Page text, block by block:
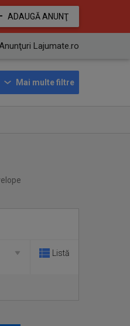
ADAUGĂ ANUNŢ
Lajumate.ro
Mai multe filtre
Listă